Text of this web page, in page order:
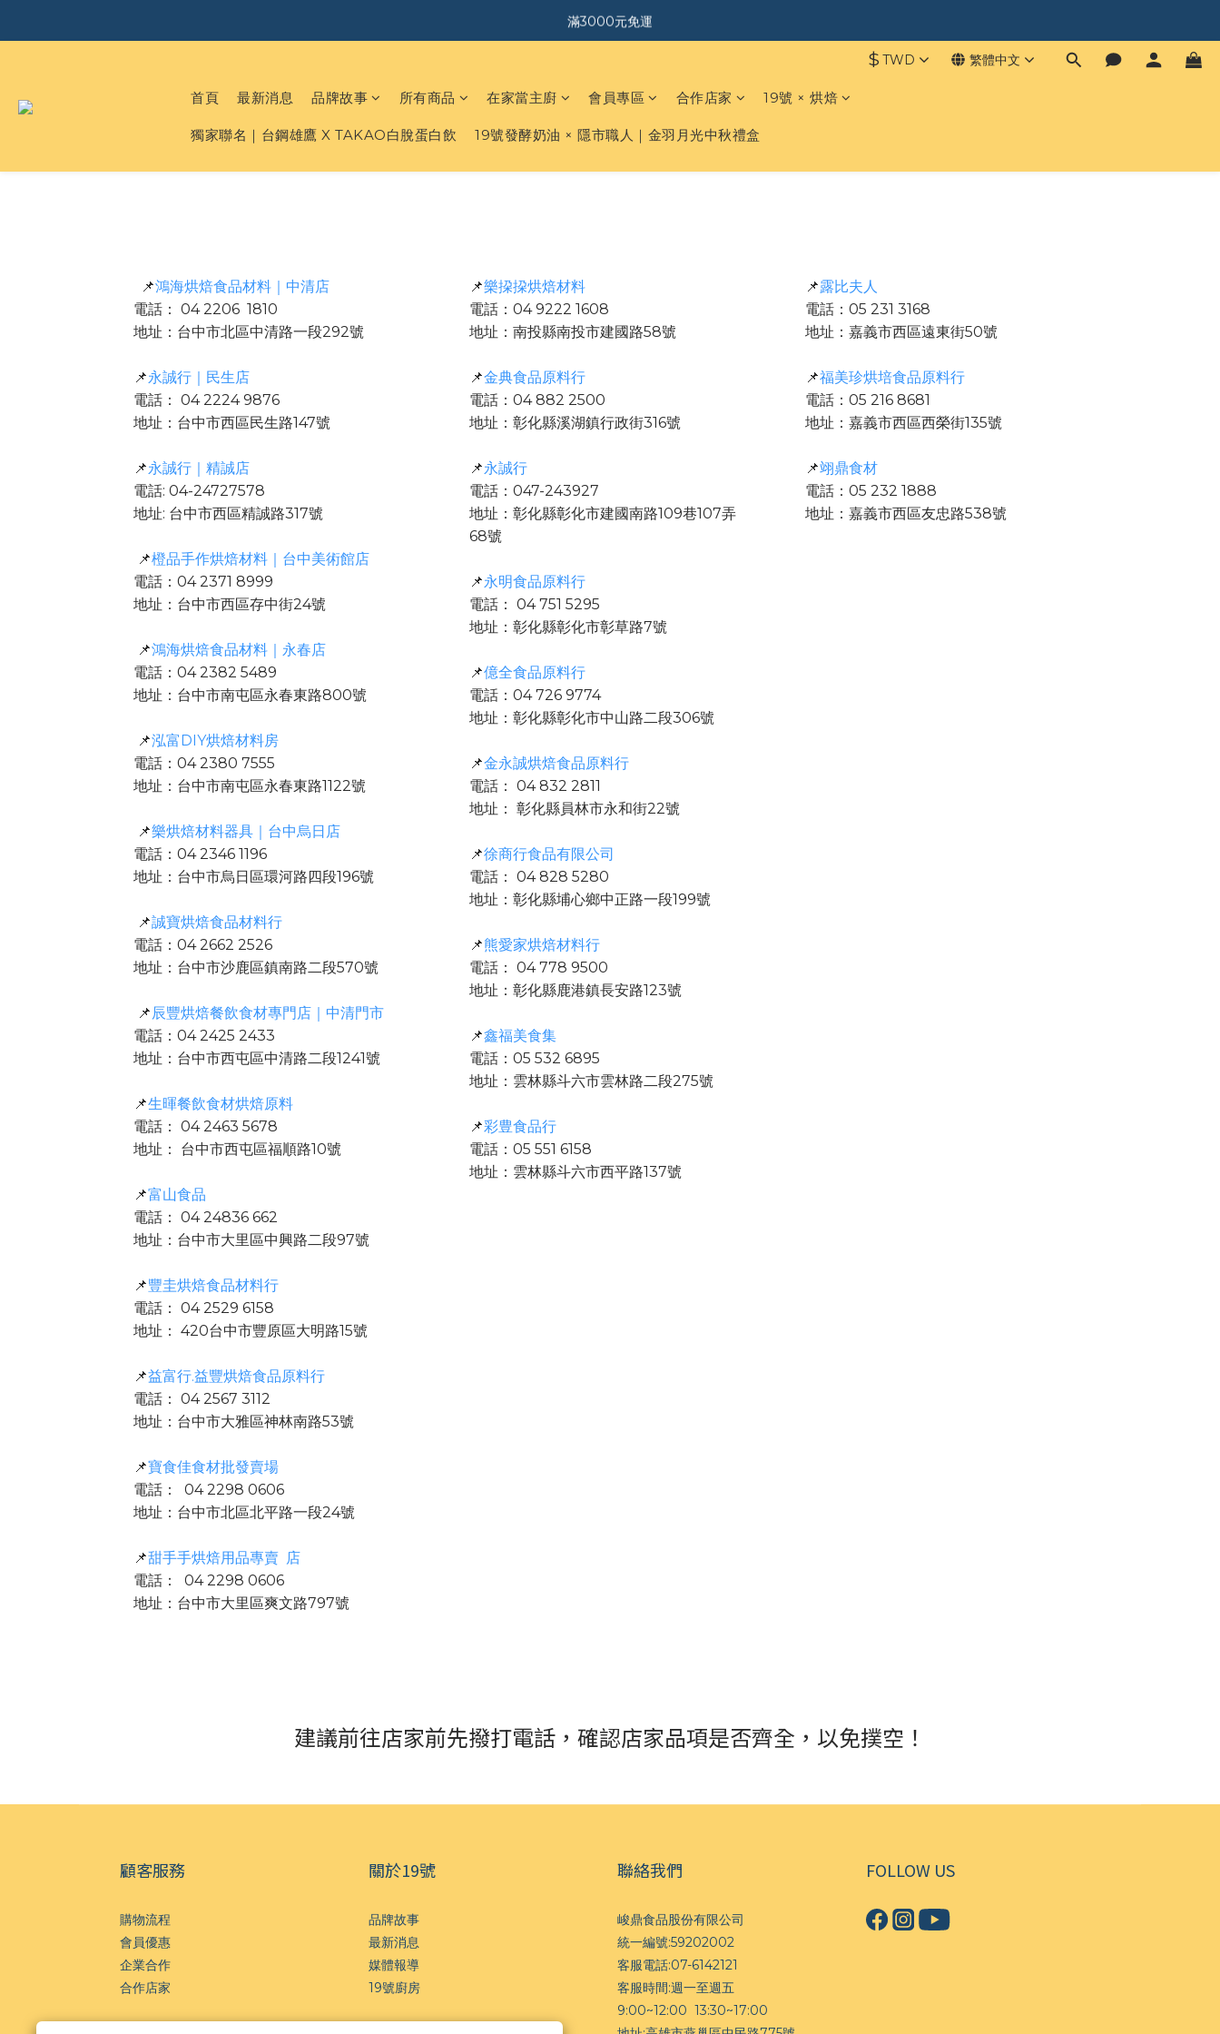
｜加入會員．送$150購物金｜
滿3000元免運
$ TWD 繁體中文
首頁 最新消息 品牌故事 所有商品 在家當主廚 會員專區 合作店家 19號 × 烘焙
獨家聯名｜台鋼雄鷹 X TAKAO白脫蛋白飲 19號發酵奶油 × 隱市職人｜金羽月光中秋禮盒
📌鴻海烘焙食品材料｜中清店
電話： 04 2206 1810
地址：台中市北區中清路一段292號
📌永誠行｜民生店
電話： 04 2224 9876
地址：台中市西區民生路147號
📌永誠行｜精誠店
電話: 04-24727578
地址: 台中市西區精誠路317號
📌橙品手作烘焙材料｜台中美術館店
電話：04 2371 8999
地址：台中市西區存中街24號
📌鴻海烘焙食品材料｜永春店
電話：04 2382 5489
地址：台中市南屯區永春東路800號
📌泓富DIY烘焙材料房
電話：04 2380 7555
地址：台中市南屯區永春東路1122號
📌樂烘焙材料器具｜台中烏日店
電話：04 2346 1196
地址：台中市烏日區環河路四段196號
📌誠寶烘焙食品材料行
電話：04 2662 2526
地址：台中市沙鹿區鎮南路二段570號
📌辰豐烘焙餐飲食材專門店｜中清門市
電話：04 2425 2433
地址：台中市西屯區中清路二段1241號
📌生暉餐飲食材烘焙原料
電話： 04 2463 5678
地址： 台中市西屯區福順路10號
📌富山食品
電話： 04 24836 662
地址：台中市大里區中興路二段97號
📌豐圭烘焙食品材料行
電話： 04 2529 6158
地址： 420台中市豐原區大明路15號
📌益富行.益豐烘焙食品原料行
電話： 04 2567 3112
地址：台中市大雅區神林南路53號
📌寶食佳食材批發賣場
電話： 04 2298 0606
地址：台中市北區北平路一段24號
📌甜手手烘焙用品專賣 店
電話： 04 2298 0606
地址：台中市大里區爽文路797號
📌樂挅挅烘焙材料
電話：04 9222 1608
地址：南投縣南投市建國路58號
📌金典食品原料行
電話：04 882 2500
地址：彰化縣溪湖鎮行政街316號
📌永誠行
電話：047-243927
地址：彰化縣彰化市建國南路109巷107弄
68號
📌永明食品原料行
電話： 04 751 5295
地址：彰化縣彰化市彰草路7號
📌億全食品原料行
電話：04 726 9774
地址：彰化縣彰化市中山路二段306號
📌金永誠烘焙食品原料行
電話： 04 832 2811
地址： 彰化縣員林市永和街22號
📌徐商行食品有限公司
電話： 04 828 5280
地址：彰化縣埔心鄉中正路一段199號
📌熊愛家烘焙材料行
電話： 04 778 9500
地址：彰化縣鹿港鎮長安路123號
📌鑫福美食集
電話：05 532 6895
地址：雲林縣斗六市雲林路二段275號
📌彩豊食品行
電話：05 551 6158
地址：雲林縣斗六市西平路137號
📌露比夫人
電話：05 231 3168
地址：嘉義市西區遠東街50號
📌福美珍烘培食品原料行
電話：05 216 8681
地址：嘉義市西區西榮街135號
📌翊鼎食材
電話：05 232 1888
地址：嘉義市西區友忠路538號
建議前往店家前先撥打電話，確認店家品項是否齊全，以免撲空！
顧客服務
購物流程
會員優惠
企業合作
合作店家
關於19號
品牌故事
最新消息
媒體報導
19號廚房
聯絡我們
峻鼎食品股份有限公司
統一編號:59202002
客服電話:07-6142121
客服時間:週一至週五
9:00~12:00 13:30~17:00
FOLLOW US